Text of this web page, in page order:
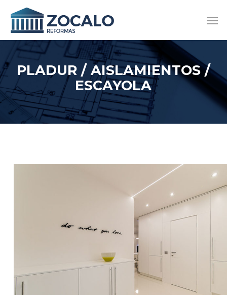
main
content
PLADUR / AISLAMIENTOS /
ESCAYOLA